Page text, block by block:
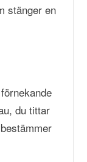
stänger en
du tittar